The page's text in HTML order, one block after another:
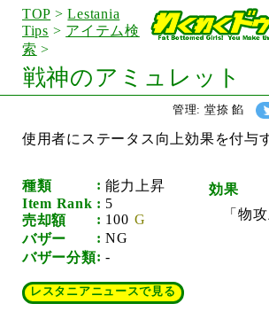
TOP >Lestania
Tips > アイテム検
索 >
戦神のアミュレット
管理: 堂捺 餡
使用者にステータス向上効果を付与
種類
能力上昇
Item Rank
5
売却額
100
バザー
NG
バザー分類
-
レスタニアニュースで見る
効果
「物